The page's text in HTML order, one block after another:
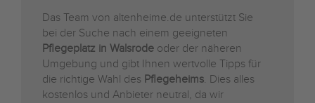
Das Team von altenheime.de unterstützt Sie
bei der Suche nach einem geeigneten
Pflegeplatz in Walsrode oder der näheren
Umgebung und gibt Ihnen wertvolle Tipps für
die richtige Wahl des Pflegeheims. Dies alles
kostenlos und Anbieter neutral, da wir